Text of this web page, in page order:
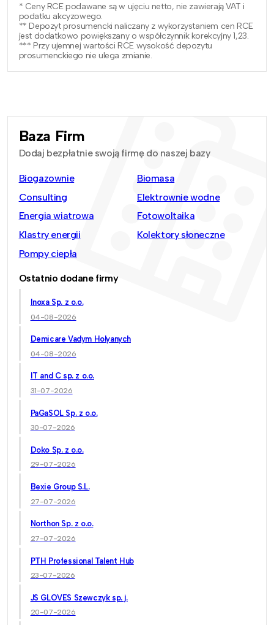
* Ceny RCE podawane są w ujęciu netto, nie zawierają VAT i
podatku akcyzowego.
** Depozyt prosumencki naliczany z wykorzystaniem cen RCE
jest dodatkowo powiększany o współczynnik korekcyjny 1,23.
*** Przy ujemnej wartości RCE wysokość depozytu
prosumenckiego nie ulega zmianie.
Baza Firm
Dodaj bezpłatnie swoją firmę do naszej bazy
Biogazownie
Biomasa
Consulting
Elektrownie wodne
Energia wiatrowa
Fotowoltaika
Klastry energii
Kolektory słoneczne
Pompy ciepła
Ostatnio dodane firmy
Inoxa Sp. z o.o.
04-08-2026
Demicare Vadym Holyanych
04-08-2026
IT and C sp. z o.o.
31-07-2026
PaGaSOL Sp. z o.o.
30-07-2026
Doko Sp. z o.o.
29-07-2026
Bexie Group S.L.
27-07-2026
Northon Sp. z o.o.
27-07-2026
PTH Professional Talent Hub
23-07-2026
JS GLOVES Szewczyk sp. j.
20-07-2026